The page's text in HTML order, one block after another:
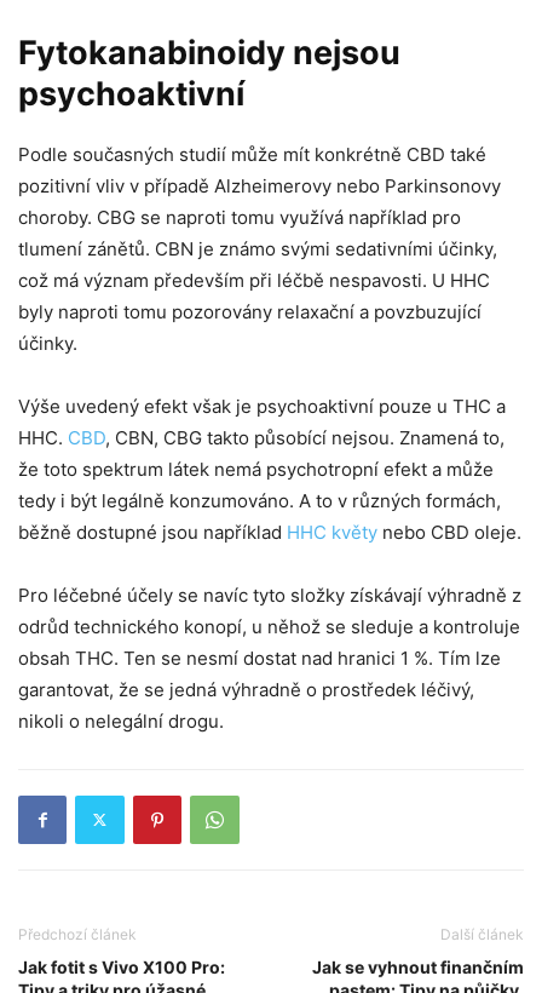
Fytokanabinoidy nejsou
psychoaktivní
Podle současných studií může mít konkrétně CBD také
pozitivní vliv v případě Alzheimerovy nebo Parkinsonovy
choroby. CBG se naproti tomu využívá například pro
tlumení zánětů. CBN je známo svými sedativními účinky,
což má význam především při léčbě nespavosti. U HHC
byly naproti tomu pozorovány relaxační a povzbuzující
účinky.
Výše uvedený efekt však je psychoaktivní pouze u THC a
HHC. CBD, CBN, CBG takto působící nejsou. Znamená to,
že toto spektrum látek nemá psychotropní efekt a může
tedy i být legálně konzumováno. A to v různých formách,
běžně dostupné jsou například HHC květy nebo CBD oleje.
Pro léčebné účely se navíc tyto složky získávají výhradně z
odrůd technického konopí, u něhož se sleduje a kontroluje
obsah THC. Ten se nesmí dostat nad hranici 1 %. Tím lze
garantovat, že se jedná výhradně o prostředek léčivý,
nikoli o nelegální drogu.
Předchozí článek
Jak fotit s Vivo X100 Pro:
Další článek
Jak se vyhnout finančním
našich stránek
zvyšujete šanci na
zobrazení
personalizovaného